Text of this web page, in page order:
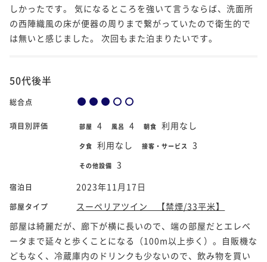
しかったです。 気になるところを強いて言うならば、洗面所
の西陣織風の床が便器の周りまで繋がっていたので衛生的で
は無いと感じました。 次回もまた泊まりたいです。
50代後半
総合点
項目別評価 部屋 4 風呂 4 朝食 利用なし
夕食 利用なし 接客・サービス 3
その他設備 3
宿泊日 2023年11月17日
部屋タイプ
スーペリアツイン 【禁煙/33平米】
部屋は綺麗だが、廊下が横に長いので、端の部屋だとエレベ
ータまで延々と歩くことになる（100m以上歩く）。自販機な
どもなく、冷蔵庫内のドリンクも少ないので、飲み物を買い